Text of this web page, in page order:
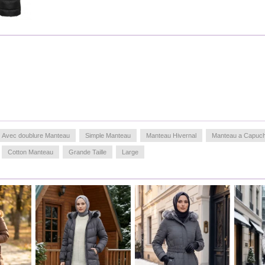
Avec doublure Manteau Simple Manteau Manteau Hivernal Manteau a
Cotton Manteau Grande Taille Large